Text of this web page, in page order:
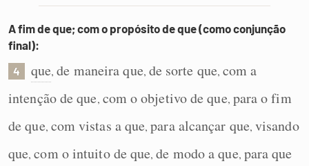
A fim de que; com o propósito de que (como conjunção
final):
4 que,de maneira que, de sorte que, com a
intenção de que, com o objetivo de que, para o fim
de que, com vistas a que,para alcançar que, visando
que,com o intuito de que,de modo a que, para que